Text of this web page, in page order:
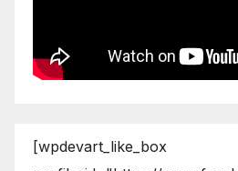
[wpdevart_like_box